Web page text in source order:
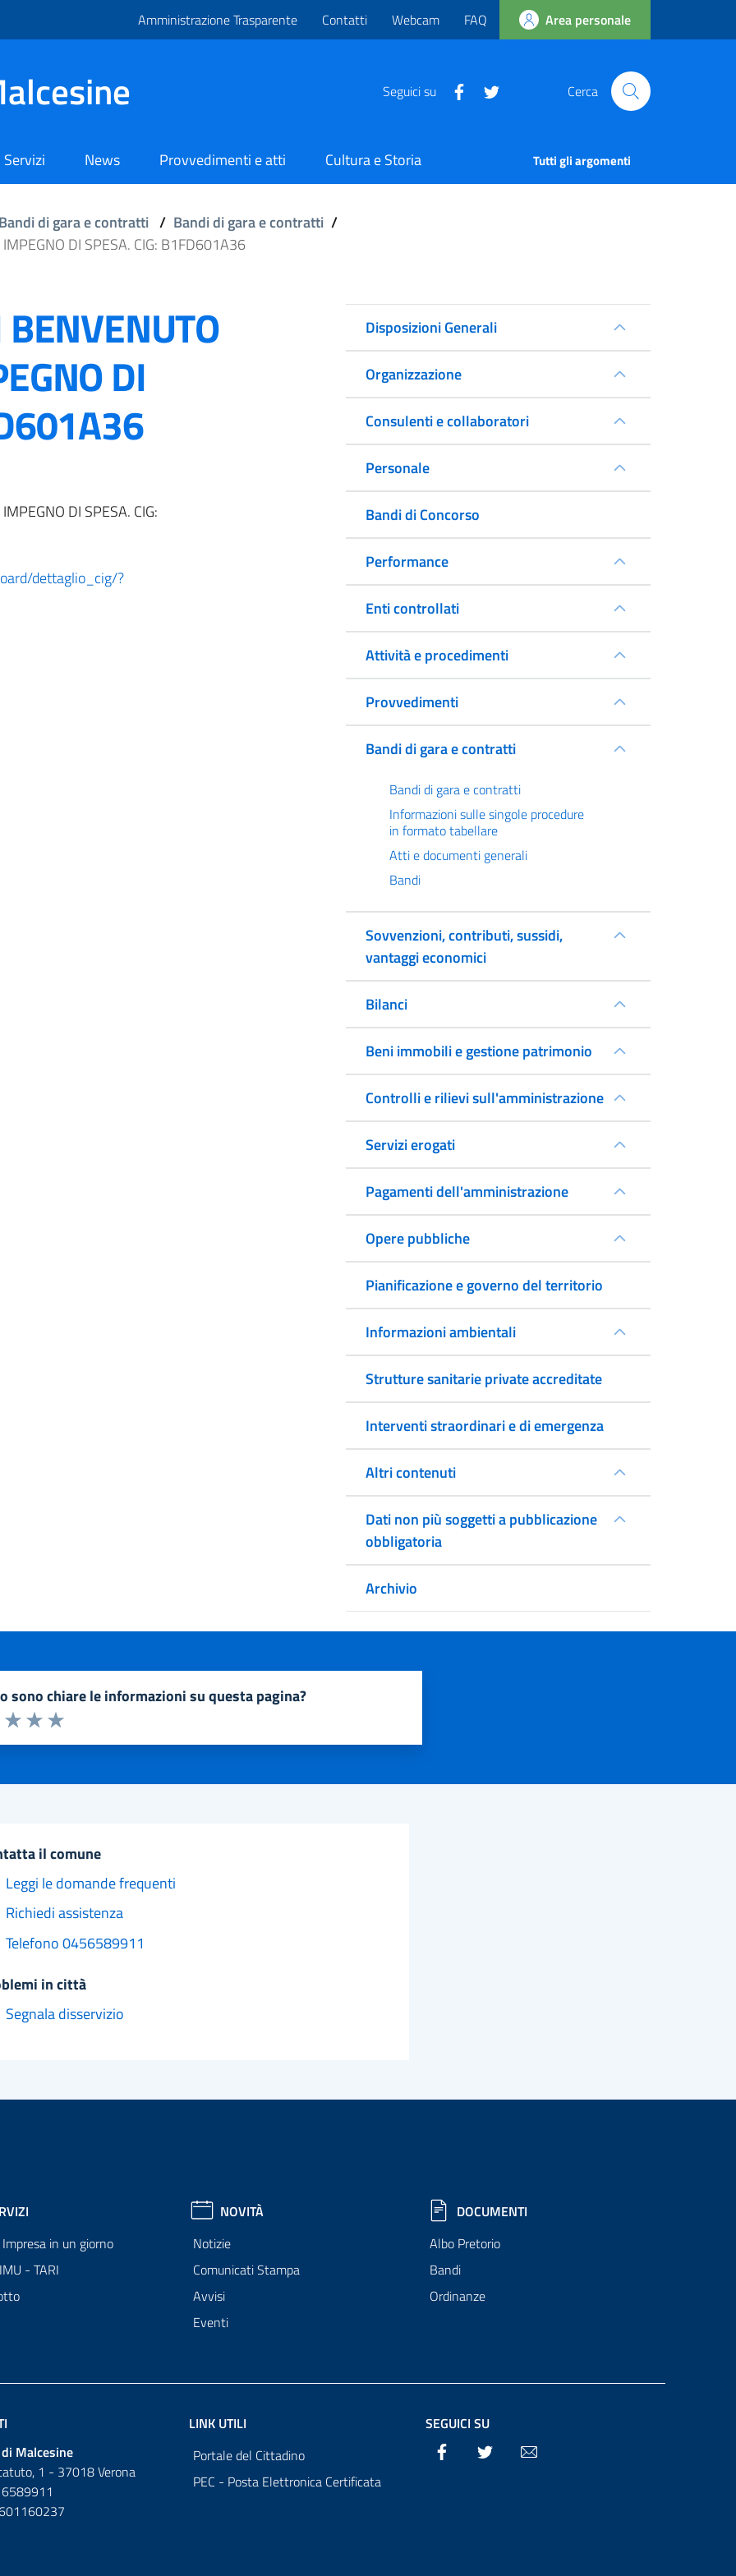
Amministrazione Trasparente Contatti Webcam FAQ Area personale
Seguici su Cerca
Servizi News Provvedimenti e atti Cultura e Storia Tutti gli argomenti
Bandi di gara e contratti / Bandi di gara e contratti /
DI SPESA. CIG: B1FD601A36
DI
DI SPESA. CIG:
dettaglio_cig/?
Disposizioni Generali
Organizzazione
Consulenti e collaboratori
Personale
Bandi di Concorso
Performance
Enti controllati
Attività e procedimenti
Provvedimenti
Bandi di gara e contratti
Bandi di gara e contratti
Informazioni sulle singole procedure
in formato tabellare
Atti e documenti generali
Bandi
Sovvenzioni, contributi, sussidi,
vantaggi economici
Bilanci
Beni immobili e gestione patrimonio
Controlli e rilievi sull'amministrazione
Servizi erogati
Pagamenti dell'amministrazione
Opere pubbliche
Pianificazione e governo del territorio
Informazioni ambientali
Strutture sanitarie private accreditate
Interventi straordinari e di emergenza
Altri contenuti
Dati non più soggetti a pubblicazione
obbligatoria
Archivio
sono chiare le informazioni su questa pagina?
1 a 5 stelle la pagina
Valuta 5 stelle su 5
Valuta 4 stelle su 5
Valuta 3 stelle su 5
2 stelle su 5
stelle su 5
il comune
Leggi le domande frequenti
Richiedi assistenza
Telefono 0456589911
in città
Segnala disservizio
in un giorno
- TARI
NOVITÀ
Notizie
Comunicati Stampa
Avvisi
Eventi
DOCUMENTI
Albo Pretorio
Bandi
Ordinanze
Malcesine
1 - 37018 Verona
LINK UTILI
Portale del Cittadino
PEC - Posta Elettronica Certificata
SEGUICI SU
Facebook Twitter